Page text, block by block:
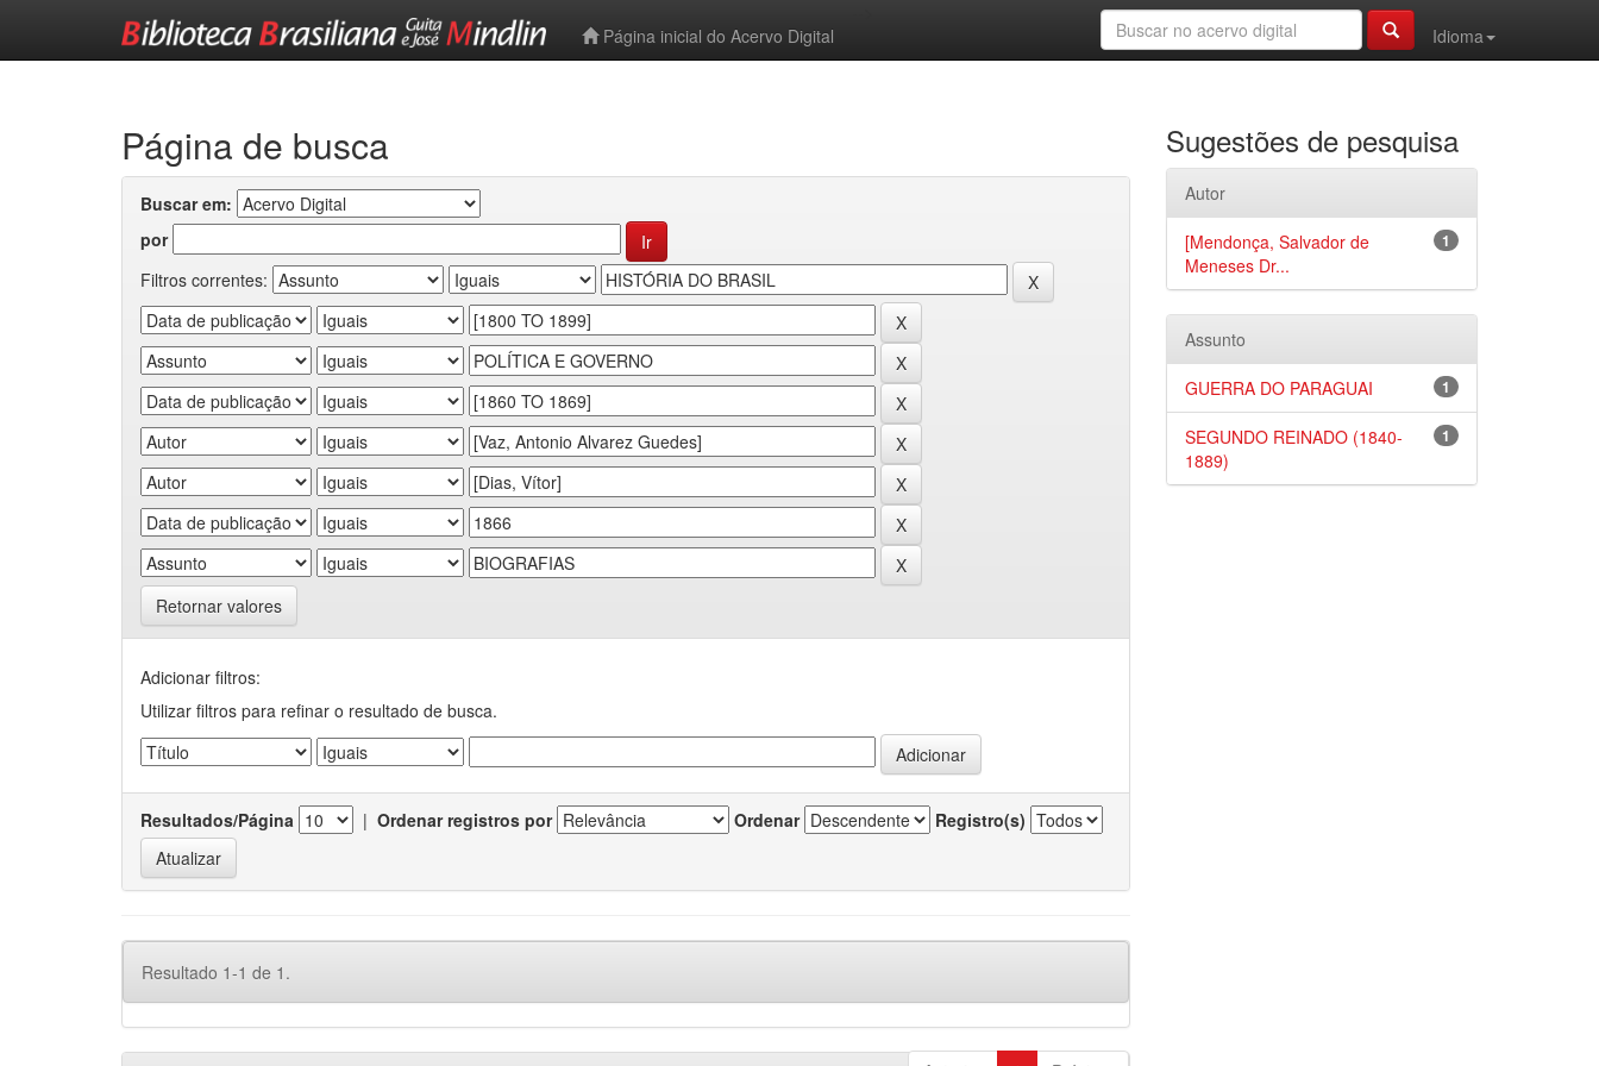
Página inicial do Acervo Digital
Idioma
Página de busca
Buscar em:
por
Filtros correntes:
Retornar valores
Adicionar filtros:
Utilizar filtros para refinar o resultado de busca.
Resultados/Página | Ordenar registros por Ordenar Registro(s)
Resultado 1-1 de 1.
Sugestões de pesquisa
Autor
1
[Mendonça, Salvador de
Meneses Dr...
Assunto
1
GUERRA DO PARAGUAI
1
SEGUNDO REINADO (1840-
1889)